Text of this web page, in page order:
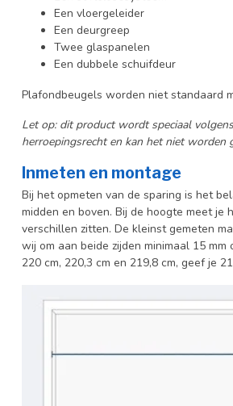
Een vloergeleider
Een deurgreep
Twee glaspanelen
Een dubbele schuifdeur
Plafondbeugels worden niet standaard
Let op: dit product wordt speciaal
herroepingsrecht en kan het niet worden
Inmeten en montage
Bij het opmeten van de sparing is het
midden en boven. Bij de hoogte meet je
verschillen zitten. De kleinst gemeten
wij om aan beide zijden minimaal 15
220 cm, 220,3 cm en 219,8 cm, geef je